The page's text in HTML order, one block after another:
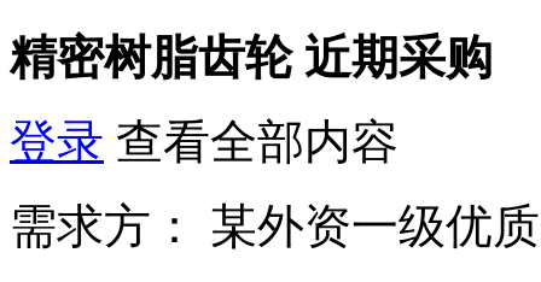
精密树脂齿轮 近期采购
登录 查看全部内容
需求方：
某外资一级优